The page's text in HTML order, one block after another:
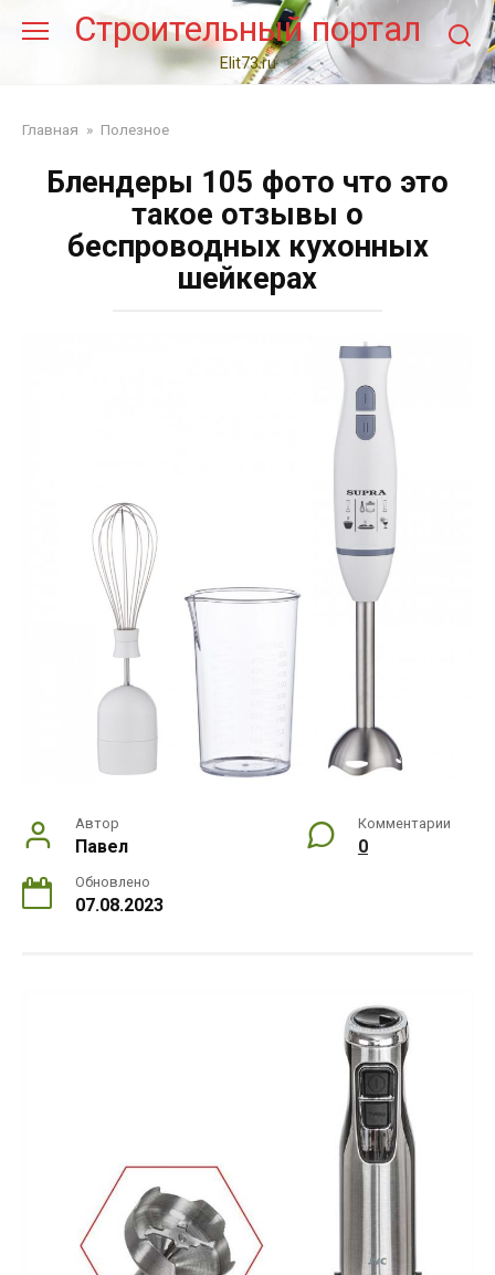
Строительный портал
Elit73.ru
Главная » Полезное
Блендеры 105 фото что это
такое отзывы о
беспроводных кухонных
шейкерах
Автор
Павел
Комментарии
0
Обновлено
07.08.2023